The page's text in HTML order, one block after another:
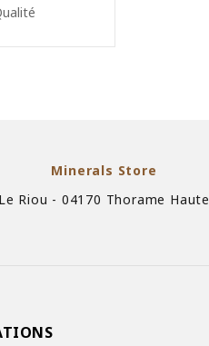
Minerals Store
Le Riou - 04170 Thorame Haute